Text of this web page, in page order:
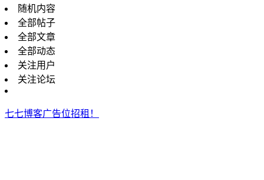
随机内容
全部帖子
全部文章
全部动态
关注用户
关注论坛
七七博客广告位招租！